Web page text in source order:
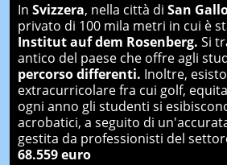
In Svizzera, nella città di San
privato di 100 mila metri in cui è
Institut auf dem Rosenberg. Si
antico del paese che offre agli
percorso differenti. Inoltre,
extracurricolare fra cui golf,
ogni anno gli studenti si
acrobatici, a seguito di
gestita da professionisti del
68.559 euro